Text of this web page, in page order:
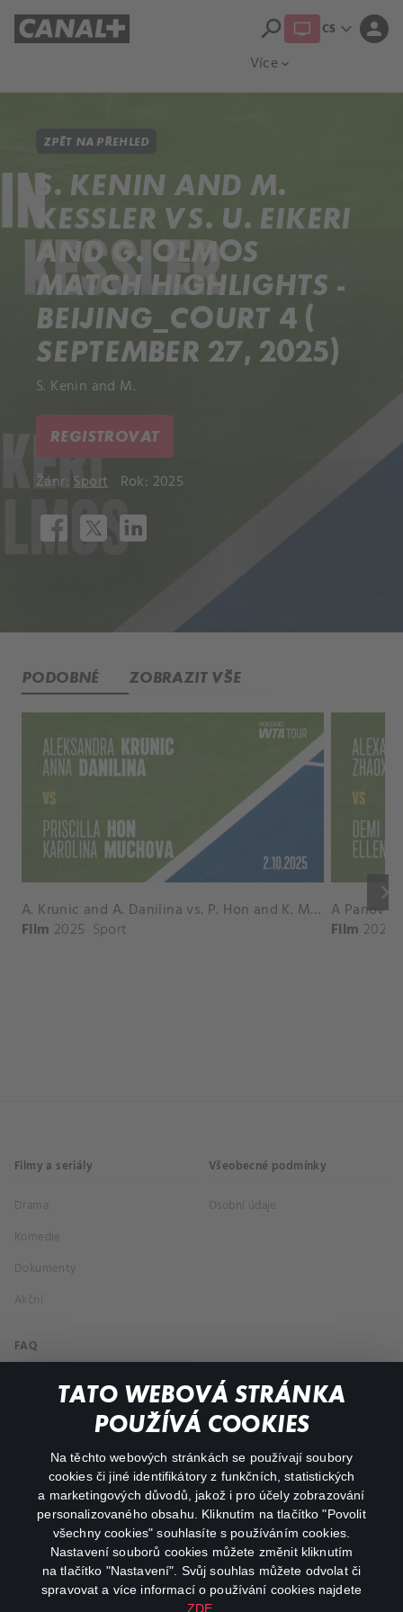
TATO WEBOVÁ STRÁNKA
POUŽÍVÁ COOKIES
Na těchto webových stránkách se používají soubory
cookies či jiné identifikátory z funkčních, statistických
a marketingových důvodů, jakož i pro účely zobrazování
personalizovaného obsahu. Kliknutím na tlačítko "Povolit
všechny cookies" souhlasíte s používáním cookies.
Nastavení souborů cookies můžete změnit kliknutím
na tlačítko "Nastavení". Svůj souhlas můžete odvolat či
spravovat a více informací o používání cookies najdete
ZDE
Více expand_more
search CS expand_more person
ZPĚT NA PŘEHLED
S. KENIN AND M.
KESSLER VS. U. EIKERI
AND G. OLMOS
MATCH HIGHLIGHTS -
BEIJING_COURT 4 (
SEPTEMBER 27, 2025)
S. Kenin and M.
REGISTROVAT
Žánr:Sport Rok: 2025
PODOBNÉ ZOBRAZIT VŠE
keyboard_arrow_right
A. Krunic and A. Danilina vs. P. Hon and K. Muchova Match Highlights - BEIJING_Capital Group Diamond ( October 02, 2025)
Film 2025 Sport Film 2026
Filmy a seriály
Drama
Komedie
Dokumenty
Akční
Všeobecné podmínky
Osobní údaje
FAQ
Můj účet
Důležité odkazy
facebookinstagram
youtube